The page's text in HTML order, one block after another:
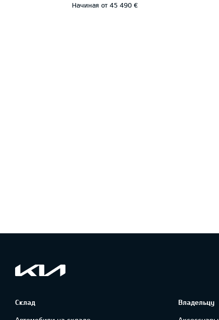
Начиная от 45 490 €
Склад Владельцу